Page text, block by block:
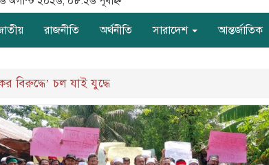
রাজনীতি অর্থনীতি সারাদেশ আন্তর্জাতিক
বিরুদ্ধে’ চল যাই যুদ্ধে